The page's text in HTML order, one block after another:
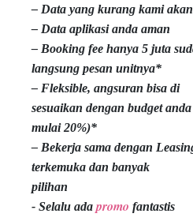
– Data yang kurang kami
– Data aplikasi anda aman
– Booking fee hanya 5 juta
langsung pesan unitnya*
– Fleksible, angsuran bisa di
sesuaikan dengan budget
mulai 20%)*
– Bekerja sama dengan
terkemuka dan banyak
pilihan
- Selalu ada promo fantastis